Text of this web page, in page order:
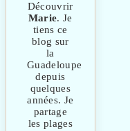
Découvrir
Marie. Je
tiens ce
blog sur
la
Guadeloupe
depuis
quelques
années. Je
partage
les plages